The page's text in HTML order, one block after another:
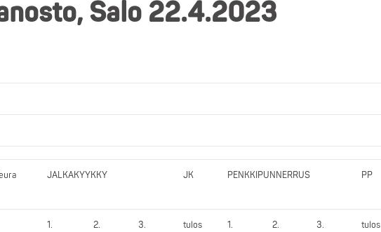
Salo 22.4.2023
JALKAKYYKKY JK PENKKIPUNNERRUS PP
1. 2. 3. tulos 1. 2. 3. tulos